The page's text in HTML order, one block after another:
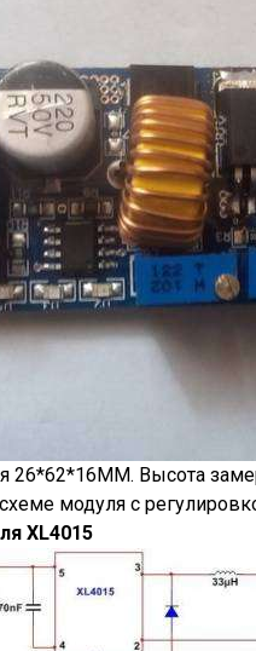
26*62*16ММ. Высота
модуля с
XL4015